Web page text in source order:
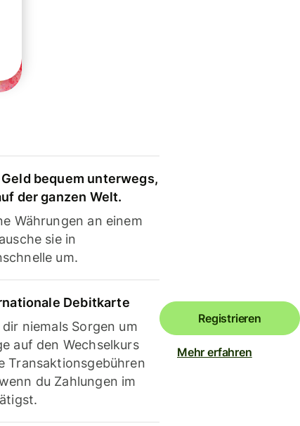
bequem unterwegs,
der ganzen Welt.
Währungen an einem
sie in
um.
Debitkarte
niemals Sorgen um
auf den Wechselkurs
Transaktionsgebühren
du Zahlungen im
Registrieren
Mehr erfahren